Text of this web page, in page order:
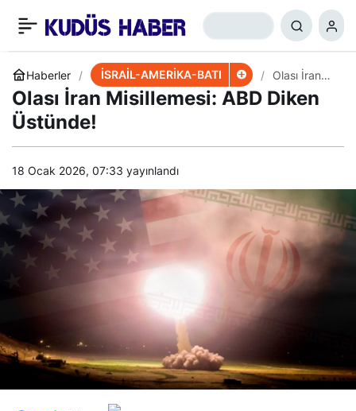
Haberler İSRAİL-AMERİKA-BATI
​​​​​​​Olası İran
Misillemesi:
ABD Diken
​​​​​​​Olası İran Misillemesi: ABD Diken
Üstünde!
18 Ocak 2026, 07:33 yayınlandı
Ürdün ve Mısır’ın Tutumu,
ABD-İsrail’i Rahatsız Etti
+ 0 Paylaş